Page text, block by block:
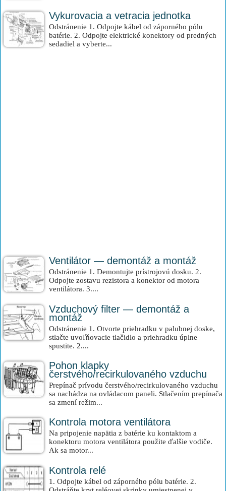
Vykurovacia a vetracia jednotka
Odstránenie 1. Odpojte kábel od záporného pólu
batérie. 2. Odpojte elektrické konektory od predných
sedadiel a vyberte...
Ventilátor — demontáž a montáž
Odstránenie 1. Demontujte prístrojovú dosku. 2.
Odpojte zostavu rezistora a konektor od motora
ventilátora. 3....
Vzduchový filter — demontáž a
montáž
Odstránenie 1. Otvorte priehradku v palubnej doske,
stlačte uvoľňovacie tlačidlo a priehradku úplne
spustite. 2....
Pohon klapky
čerstvého/recirkulovaného vzduchu
Prepínač prívodu čerstvého/recirkulovaného vzduchu
sa nachádza na ovládacom paneli. Stlačením prepínača
sa zmení režim...
Kontrola motora ventilátora
Na pripojenie napätia z batérie ku kontaktom a
konektoru motora ventilátora použite ďalšie vodiče.
Ak sa motor...
Kontrola relé
1. Odpojte kábel od záporného pólu batérie. 2.